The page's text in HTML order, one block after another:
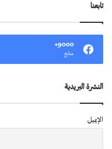
تابعنا
9000+
متابع
النشرة البريدية
الإيميل